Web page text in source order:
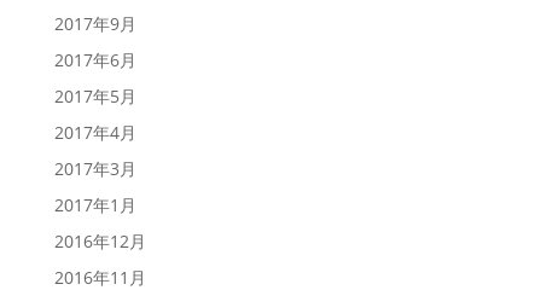
2017年9月
2017年6月
2017年5月
2017年4月
2017年3月
2017年1月
2016年12月
2016年11月